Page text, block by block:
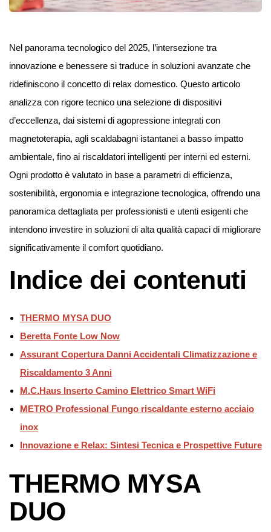
Nel panorama tecnologico del 2025, l’intersezione tra
innovazione e benessere si traduce in soluzioni avanzate che
ridefiniscono il concetto di relax domestico. Questo articolo
analizza con rigore tecnico una selezione di dispositivi
d’eccellenza, dai sistemi di agopressione integrati con
magnetoterapia, agli scaldabagni istantanei a basso impatto
ambientale, fino ai riscaldatori intelligenti per interni ed esterni.
Ogni prodotto è valutato in base a parametri di efficienza,
sostenibilità, ergonomia e integrazione tecnologica, offrendo una
panoramica dettagliata per professionisti e utenti esigenti che
intendono investire in soluzioni di alta qualità capaci di migliorare
significativamente il comfort quotidiano.
Indice dei contenuti
THERMO MYSA DUO
Beretta Fonte Low Now
Assurant Copertura Danni Accidentali Climatizzazione e
Riscaldamento 3 Anni
M.C.Haus Inserto Camino Elettrico Smart WiFi
METRO Professional Fungo riscaldante esterno acciaio
inox
Innovazione e Relax: Sintesi Tecnica e Prospettive Future
THERMO MYSA
DUO